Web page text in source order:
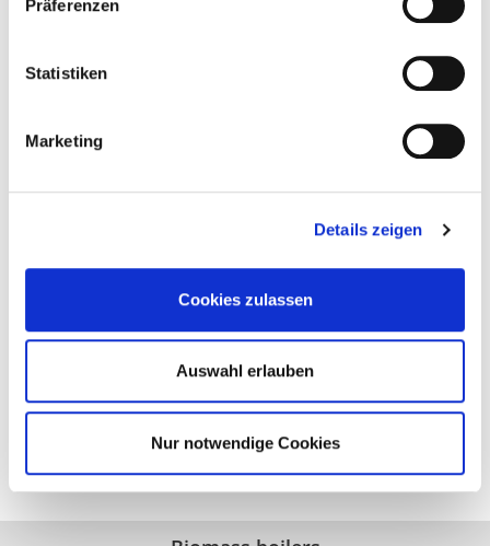
Präferenzen
Statistiken
Marketing
Details zeigen
Cookies zulassen
Auswahl erlauben
Nur notwendige Cookies
Return booster model and flue gas recirculation
included
Power ratings: 30 to 120 kW